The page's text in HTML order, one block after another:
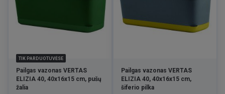
TIK PARDUOTUVĖSE
Pailgas vazonas VERTAS
ELIZIA 40, 40x16x15 cm, pušų
žalia
Pailgas vazonas VERTAS
ELIZIA 40, 40x16x15 cm,
šiferio pilka